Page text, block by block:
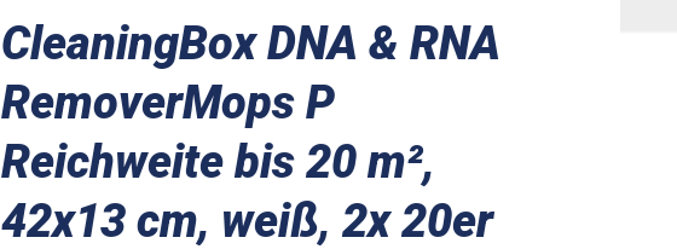
CleaningBox DNA & RNA
RemoverMops P
Reichweite bis 20 m²,
42x13 cm, weiß, 2x 20er